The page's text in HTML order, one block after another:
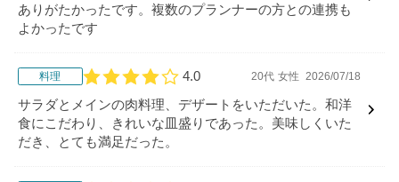
ありがたかったです。複数のプランナーの方との連携も
よかったです
料理
口コミ評価
4.0 20代 女性 2026/07/18
サラダとメインの肉料理、デザートをいただいた。和洋
食にこだわり、きれいな皿盛りであった。美味しくいた
だき、とても満足だった。